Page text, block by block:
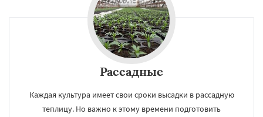
Рассадные
Каждая культура имеет свои сроки высадки в рассадную
теплицу. Но важно к этому времени подготовить